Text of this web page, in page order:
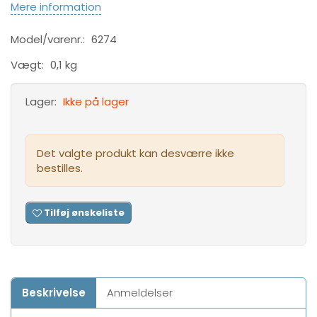
Mere information
Model/varenr.: 6274
Vægt: 0,1 kg
Lager: Ikke på lager
Det valgte produkt kan desværre ikke
bestilles.
Tilføj ønskeliste
Beskrivelse Anmeldelser